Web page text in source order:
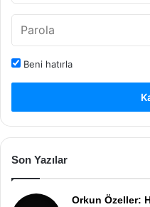
Beni hatırla
Son Yazılar
Orkun Özeller: